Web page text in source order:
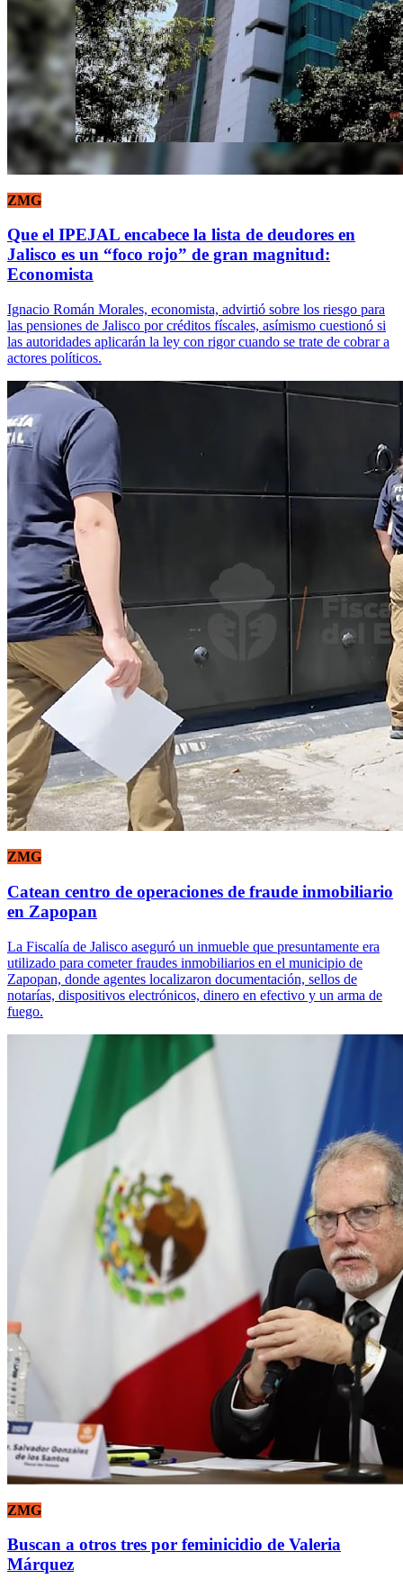
ZMG
Que el IPEJAL encabece la lista de deudores en
Jalisco es un “foco rojo” de gran magnitud:
Economista
Ignacio Román Morales, economista, advirtió sobre los riesgo para
las pensiones de Jalisco por créditos físcales, asímismo cuestionó si
las autoridades aplicarán la ley con rigor cuando se trate de cobrar a
actores políticos.
ZMG
Catean centro de operaciones de fraude inmobiliario
en Zapopan
La Fiscalía de Jalisco aseguró un inmueble que presuntamente era
utilizado para cometer fraudes inmobiliarios en el municipio de
Zapopan, donde agentes localizaron documentación, sellos de
notarías, dispositivos electrónicos, dinero en efectivo y un arma de
fuego.
ZMG
Buscan a otros tres por feminicidio de Valeria
Márquez